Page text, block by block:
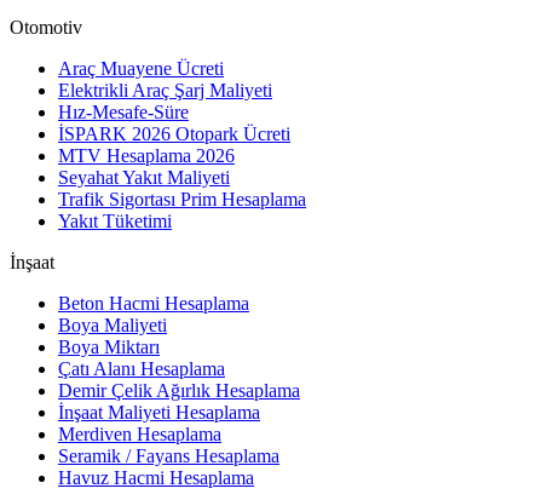
Otomotiv
Araç Muayene Ücreti
Elektrikli Araç Şarj Maliyeti
Hız-Mesafe-Süre
İSPARK 2026 Otopark Ücreti
MTV Hesaplama 2026
Seyahat Yakıt Maliyeti
Trafik Sigortası Prim Hesaplama
Yakıt Tüketimi
İnşaat
Beton Hacmi Hesaplama
Boya Maliyeti
Boya Miktarı
Çatı Alanı Hesaplama
Demir Çelik Ağırlık Hesaplama
İnşaat Maliyeti Hesaplama
Merdiven Hesaplama
Seramik / Fayans Hesaplama
Havuz Hacmi Hesaplama